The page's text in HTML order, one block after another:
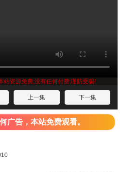
站资源免费,没有任何付费,谨防受骗!
上一集 下一集
广告，本站免费观看。